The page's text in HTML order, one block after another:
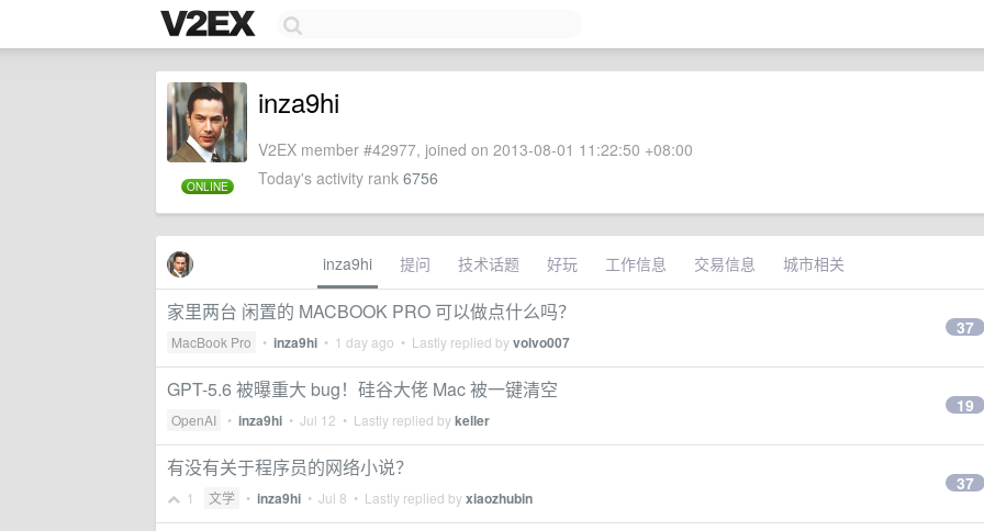
ONLINE
inza9hi
V2EX member #42977, joined on 2013-08-01 11:22:50 +08:00
Today's activity rank 6756
inza9hi 提问 技术话题 好玩 工作信息 交易信息 城市相关
家里两台 闲置的 MACBOOK PRO 可以做点什么吗？
MacBook Pro • inza9hi • 1 day ago • Lastly replied byvolvo007
37
GPT-5.6 被曝重大 bug！硅谷大佬 Mac 被一键清空
OpenAI • inza9hi • Jul 12 • Lastly replied bykeller
19
有没有关于程序员的网络小说？
1 文学 • inza9hi • Jul 8 • Lastly replied byxiaozhubin
37